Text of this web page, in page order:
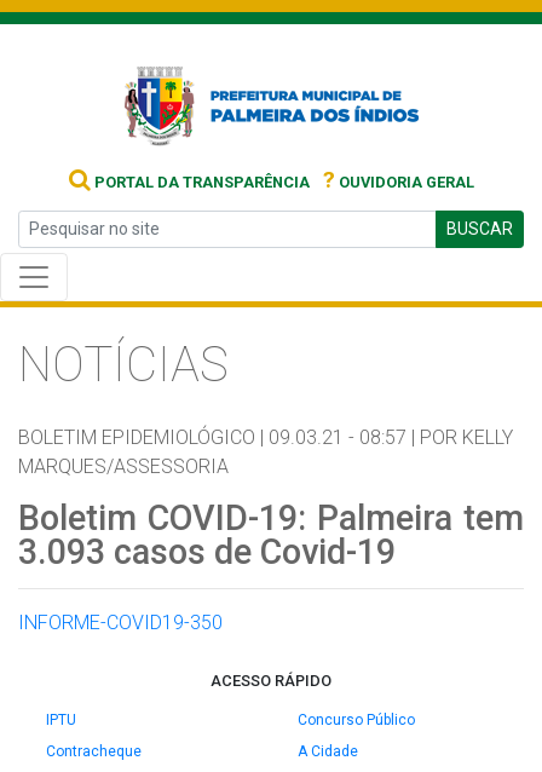
PORTAL DA TRANSPARÊNCIA ? OUVIDORIA GERAL
BUSCAR
NOTÍCIAS
BOLETIM EPIDEMIOLÓGICO | 09.03.21 - 08:57 | POR KELLY
MARQUES/ASSESSORIA
Boletim COVID-19: Palmeira tem
3.093 casos de Covid-19
INFORME-COVID19-350
ACESSO RÁPIDO
IPTU
Concurso Público
Contracheque
A Cidade